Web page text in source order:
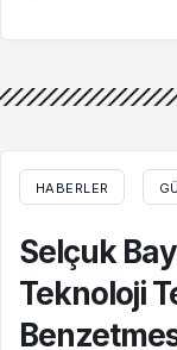
Hayatını
Ailelerini
HABERLER
Selçuk
Teknoloji